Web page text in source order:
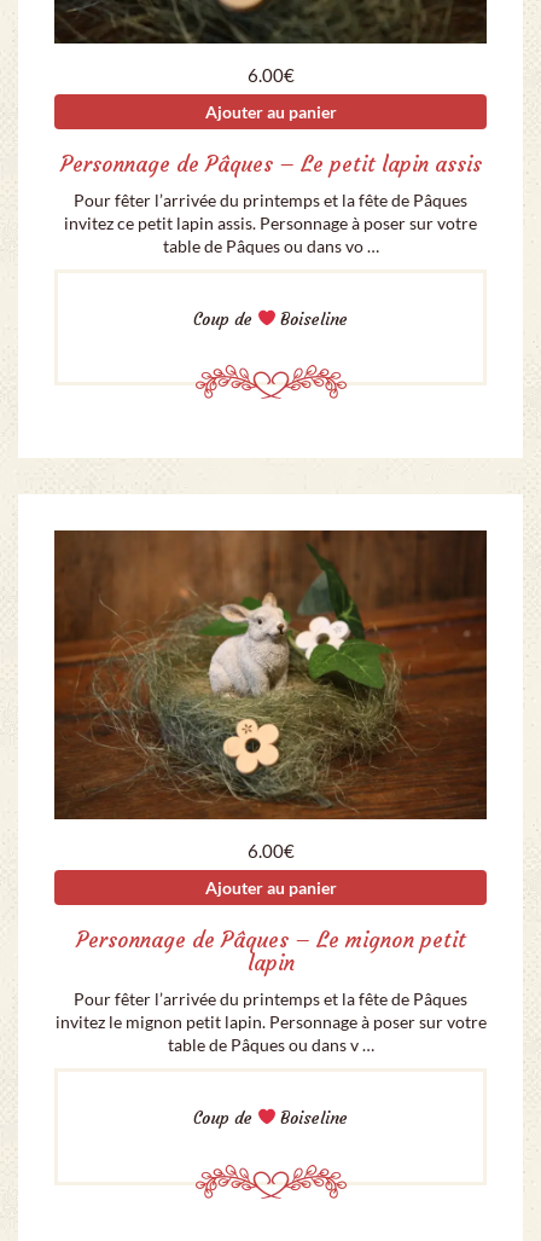
6.00€
Ajouter au panier
Personnage de Pâques – Le petit lapin assis
Pour fêter l’arrivée du printemps et la fête de Pâques
invitez ce petit lapin assis. Personnage à poser sur votre
table de Pâques ou dans vo …
Coup de Boiseline
6.00€
Ajouter au panier
Personnage de Pâques – Le mignon petit
lapin
Pour fêter l’arrivée du printemps et la fête de Pâques
invitez le mignon petit lapin. Personnage à poser sur votre
table de Pâques ou dans v …
Coup de Boiseline